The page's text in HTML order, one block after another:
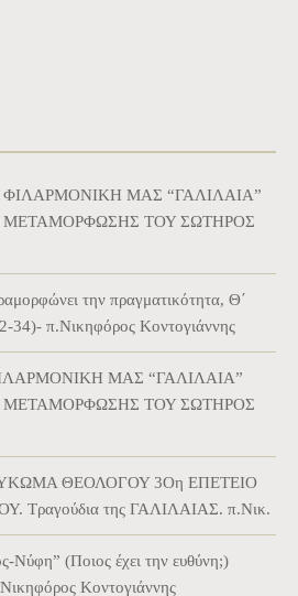
ΦΙΛΑΡΜΟΝΙΚΗ ΜΑΣ “ΓΑΛΙΛΑΙΑ”
ΜΕΤΑΜΟΡΦΩΣΗΣ ΤΟΥ ΣΩΤΗΡΟΣ
την πραγματικότητα, Θ΄
π.Νικηφόρος Κοντογιάννης
ΜΑΣ “ΓΑΛΙΛΑΙΑ”
ΜΕΤΑΜΟΡΦΩΣΗΣ ΤΟΥ ΣΩΤΗΡΟΣ
ΘΕΟΛΟΓΟΥ 3Οη ΕΠΕΤΕΙΟ
της ΓΑΛΙΛΑΙΑΣ. π.Νικ.
Νύφη” (Ποιος έχει την ευθύνη;)
Κοντογιάννης